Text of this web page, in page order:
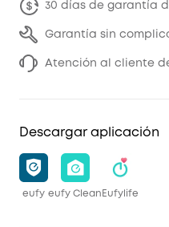
30 días de garantía
Garantía sin
Atención al cliente
Descargar aplicación
eufy eufy Clean Eufylife